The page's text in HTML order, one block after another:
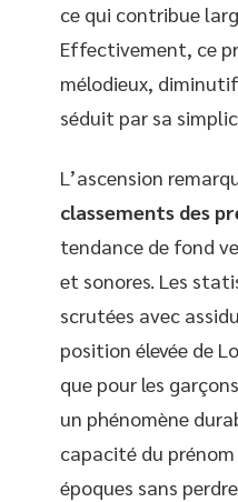
ce qui contribue
Effectivement, ce
mélodieux,
séduit par sa
L’ascension
classements des
tendance de fond
et sonores. Les
scrutées avec
position élevée de
que pour les
un phénomène
capacité du
époques sans